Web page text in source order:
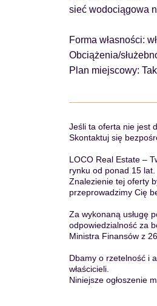
sieć wodociągowa
Forma własności:
Obciążenia/
Plan miejscowy: Tak
Jeśli ta oferta nie jest
Skontaktuj się
LOCO Real Estate –
rynku od ponad 15 lat.
Znalezienie tej oferty
przeprowadzimy Cię
Za wykonaną usługę
odpowiedzialność za
Ministra Finansów z
Dbamy o rzetelność i
właścicieli.
Niniejsze ogłoszenie